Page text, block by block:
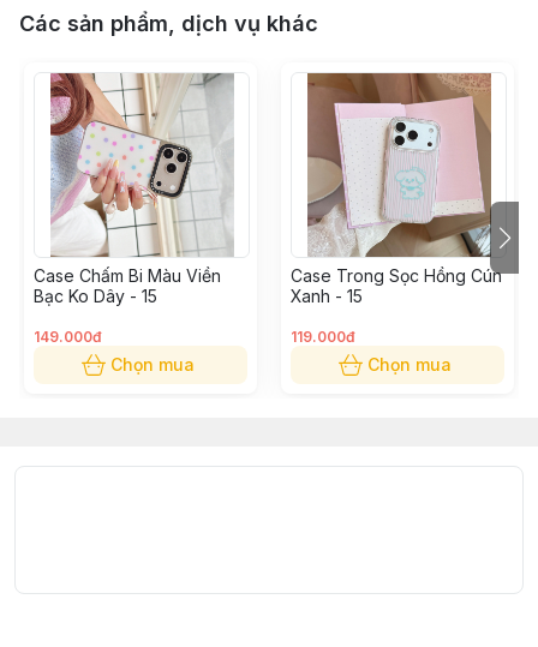
Các sản phẩm, dịch vụ khác
Case Chấm Bi Màu Viền
Bạc Ko Dây - 15
149.000đ
Chọn mua
Case Trong Sọc Hồng Cún
Xanh - 15
119.000đ
Chọn mua